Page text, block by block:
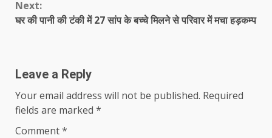
Next:
घर की पानी की टंकी में 27 सांप के बच्चे मिलने से परिवार में मचा हड़कम्प
Leave a Reply
Your email address will not be published. Required
fields are marked *
Comment*